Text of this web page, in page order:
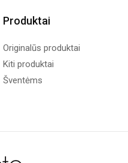
Produktai
Originalūs produktai
Kiti produktai
Šventėms